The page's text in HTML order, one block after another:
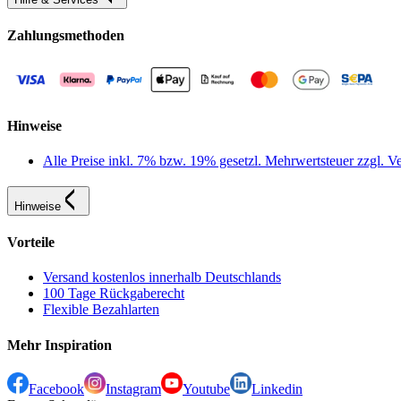
Zahlungsmethoden
Hinweise
Alle Preise inkl. 7% bzw. 19% gesetzl. Mehrwertsteuer zzgl.
Hinweise
Vorteile
Versand kostenlos innerhalb Deutschlands
100 Tage Rückgaberecht
Flexible Bezahlarten
Mehr Inspiration
Facebook Instagram Youtube
Linkedin